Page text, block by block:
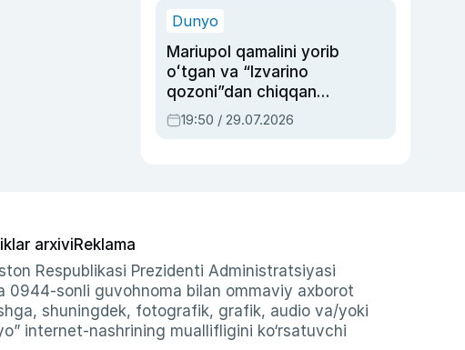
Dunyo
Mariupol qamalini yorib
oʻtgan va “Izvarino
qozoni”dan chiqqan
qahramon — Ukraina
armiyasi bosh
19:50 / 29.07.2026
arxiviReklama
Respublikasi Prezidenti Administratsiyasi
0944-sonli guvohnoma bilan ommaviy axborot
shuningdek, fotografik, grafik, audio va/yoki
internet-nashrining muallifligini ko‘rsatuvchi